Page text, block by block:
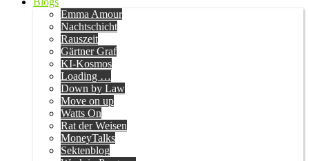
Emma Amour
Nachtschicht
Rauszeit
Gärtner Graf
KI-Kosmos
Loading …
Down by Law
Move on up
Watts On
Rat der Weisen
MoneyTalks
Sektenblog